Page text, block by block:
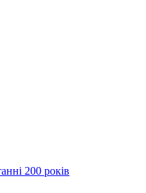
200 років